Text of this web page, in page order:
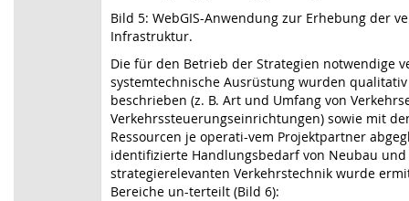
Bild 5: WebGIS-Anwendung zur Erhebung der
Infrastruktur.
Die für den Betrieb der Strategien notwendige
systemtechnische Ausrüstung wurden
beschrieben (z. B. Art und Umfang von
Verkehrssteuerungseinrichtungen) sowie mit
Ressourcen je operati-vem Projektpartner
identifizierte Handlungsbedarf von Neubau
strategierelevanten Verkehrstechnik wurde
Bereiche un-terteilt (Bild 6):